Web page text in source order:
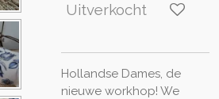
Uitverkocht
Hollandse Dames, de
nieuwe workhop! We